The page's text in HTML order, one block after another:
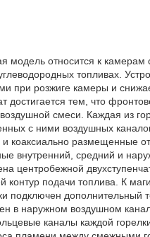
модель относится к
топливах.
при розжиге камеры и
достигается тем, что
смеси. Каждая из
с ними воздушных
и коаксиально размещенные
внутренний, средний и
центробежной
контур подачи топлива. К
подключен дополнительный
в наружном воздушном
каналы каждой